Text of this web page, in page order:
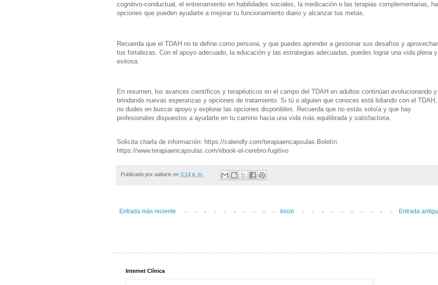
cognitivo-conductual, el entrenamiento en habilidades sociales, la medicación o las terapias complementarias,
opciones que pueden ayudarte a mejorar tu funcionamiento diario y alcanzar tus metas.
Recuerda que el TDAH no te define como persona, y que puedes aprender a gestionar sus desafíos y aprovechar
tus fortalezas. Con el apoyo adecuado, la educación y las estrategias adecuadas, puedes lograr una vida plena y
exitosa.
En resumen, los avances científicos y terapéuticos en el campo del TDAH en adultos continúan evolucionando y
brindando nuevas esperanzas y opciones de tratamiento. Si tú o alguien que conoces está lidiando con el TDAH,
no dudes en buscar apoyo y explorar las opciones disponibles. Recuerda que no estás solo/a y que hay
profesionales dispuestos a ayudarte en tu camino hacia una vida más equilibrada y satisfactoria.
Solicita charla de información: https://calendly.com/terapiaencapsulas Boletín:
https://www.terapiaencapsulas.com/ebook-el-cerebro-fugitivo
Publicado por aaltaris en 3:14 p. m.
Entrada más reciente Entrada
Inicio
Internet Clínica